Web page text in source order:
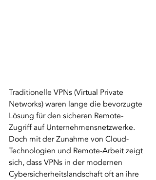
Traditionelle VPNs (Virtual Private
Networks) waren lange die bevorzugte
Lösung für den sicheren Remote-
Zugriff auf Unternehmensnetzwerke.
Doch mit der Zunahme von Cloud-
Technologien und Remote-Arbeit zeigt
sich, dass VPNs in der modernen
Cybersicherheitslandschaft oft an ihre